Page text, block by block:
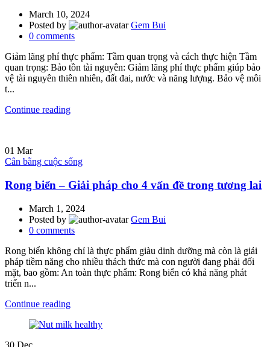
March 10, 2024
Posted by
Gem Bui
0 comments
Giảm lãng phí thực phẩm: Tầm quan trọng và cách thực hiện Tầm
quan trọng: Bảo tồn tài nguyên: Giảm lãng phí thực phẩm giúp bảo
vệ tài nguyên thiên nhiên, đất đai, nước và năng lượng. Bảo vệ môi
t...
Continue reading
01 Mar
Cân bằng cuộc sống
Rong biển – Giải pháp cho 4 vấn đề trong tương lai
March 1, 2024
Posted by
Gem Bui
0 comments
Rong biển không chỉ là thực phẩm giàu dinh dưỡng mà còn là giải
pháp tiềm năng cho nhiều thách thức mà con người đang phải đối
mặt, bao gồm: An toàn thực phẩm: Rong biển có khả năng phát
triển n...
Continue reading
30 Dec